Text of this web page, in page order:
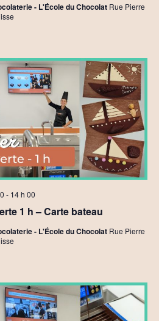
i
h
o
c
o
l
a
C
r
é
a
t
i
- L'École du Chocolat Rue Pierre
1 h – Carte bateau
- 14 h 00
- L'École du Chocolat Rue Pierre